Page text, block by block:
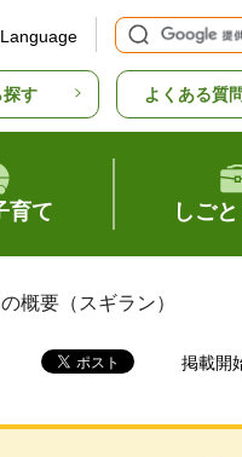
探す よくある質
育て しご
概要（スギラン）
掲載開